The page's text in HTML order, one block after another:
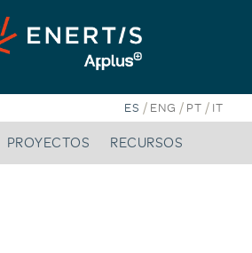
ES / ENG / PT / IT
PROYECTOS
RECURSOS